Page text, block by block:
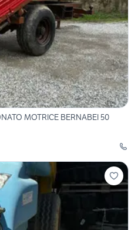
MOTRICE BERNABEI 50